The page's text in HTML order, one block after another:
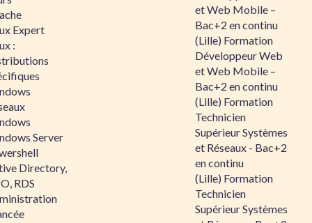
Expert
:
Server
Directory,
RDS
et Web Mobile –
Bac+2 en continu
(Lille) Formation
Développeur Web
et Web Mobile –
Bac+2 en continu
(Lille) Formation
Technicien
Supérieur Systèmes
et Réseaux - Bac+2
en continu
(Lille) Formation
Technicien
Supérieur Systèmes